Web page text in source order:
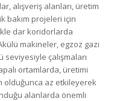
alışveriş alanları, üretim
bakım projeleri için
dar koridorlarda
makineler, egzoz gazı
çalışmaları
ortamlarda, üretimi
olduğunca az etkileyerek
alanlarda önemli